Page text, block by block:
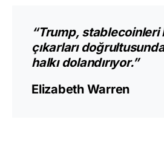
“Trump, stablecoinleri
çıkarları
halkı dolandırıyor.”
Elizabeth Warren